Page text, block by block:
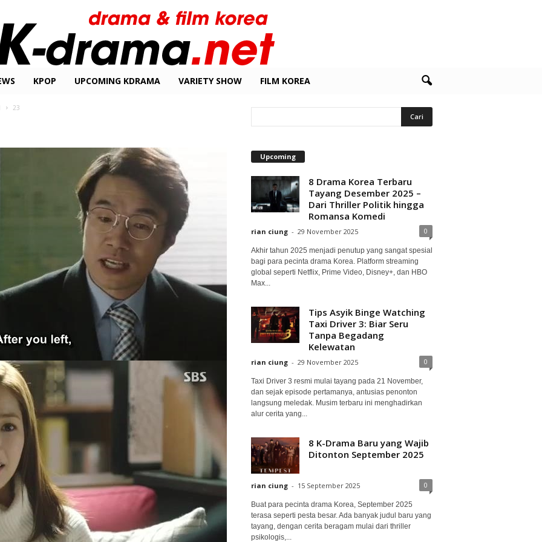
KPOP UPCOMING KDRAMA VARIETY SHOW FILM KOREA
23
Upcoming
8 Drama Korea Terbaru
Tayang Desember 2025 –
Dari Thriller Politik hingga
Romansa Komedi
rian ciung - 29 November 2025 0
Akhir tahun 2025 menjadi penutup yang sangat spesial
bagi para pecinta drama Korea. Platform streaming
global seperti Netflix, Prime Video, Disney+, dan HBO
Max...
Tips Asyik Binge Watching
Taxi Driver 3: Biar Seru
Tanpa Begadang
Kelewatan
rian ciung - 29 November 2025 0
Taxi Driver 3 resmi mulai tayang pada 21 November,
dan sejak episode pertamanya, antusias penonton
langsung meledak. Musim terbaru ini menghadirkan
alur cerita yang...
8 K-Drama Baru yang Wajib
Ditonton September 2025
rian ciung - 15 September 2025 0
Buat para pecinta drama Korea, September 2025
terasa seperti pesta besar. Ada banyak judul baru yang
tayang, dengan cerita beragam mulai dari thriller
psikologis,...